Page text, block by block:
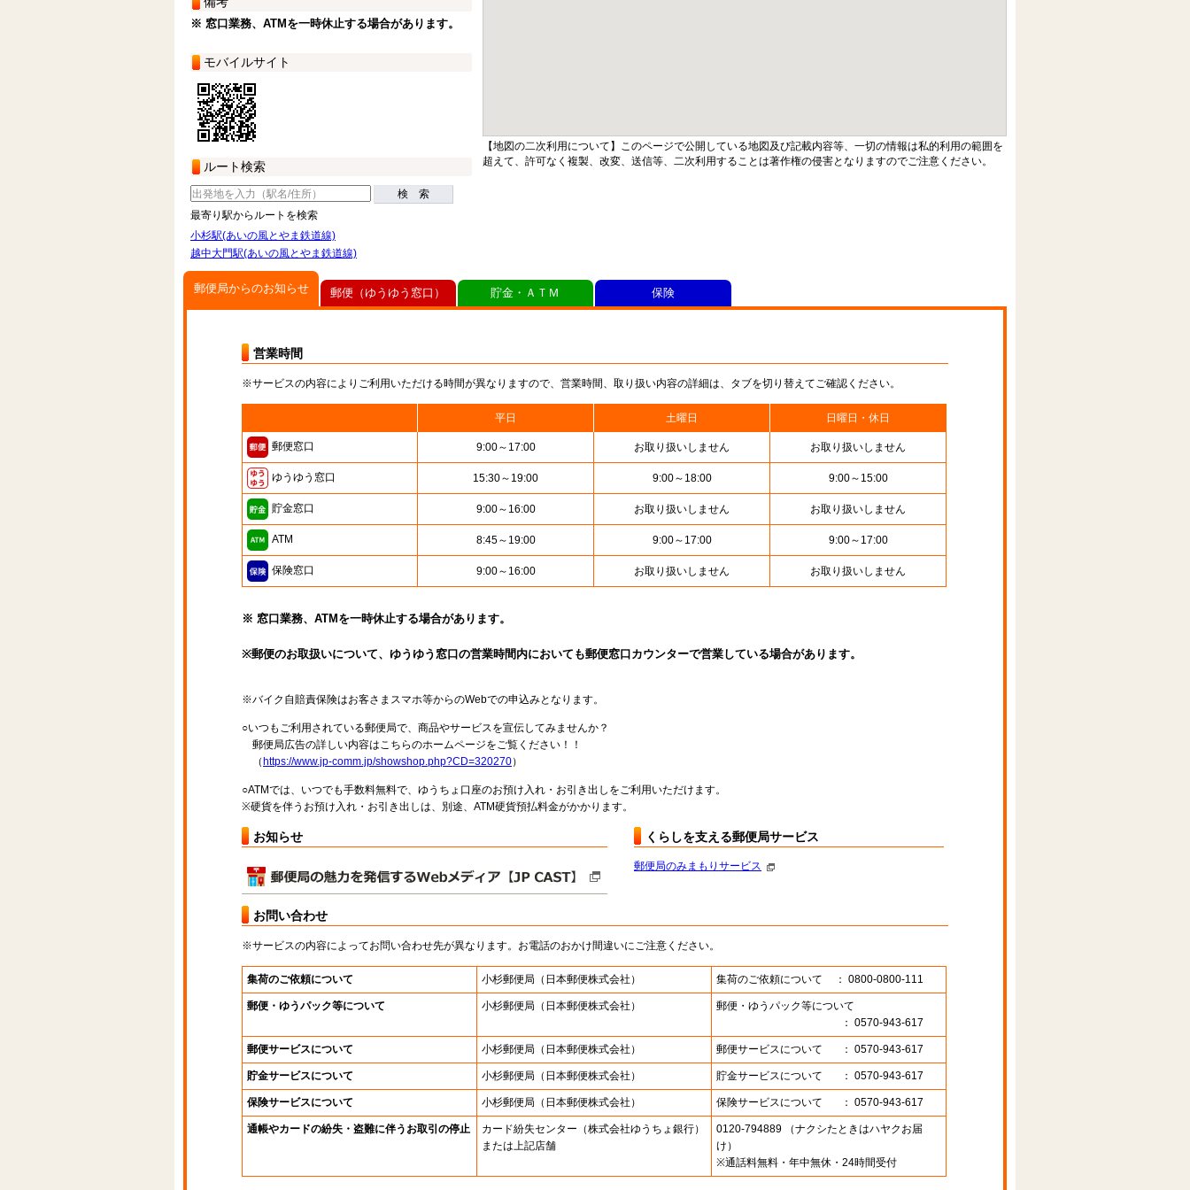
※ 窓口業務、ATMを一時休止する場合があります。
モバイルサイト
ルート検索
検 索
最寄り駅からルートを検索
小杉駅(あいの風とやま鉄道線)
越中大門駅(あいの風とやま鉄道線)
【地図の二次利用について】このページで公開している地図及び記載内容等、一切の情報は私的利用の範囲を
超えて、許可なく複製、改変、送信等、二次利用することは著作権の侵害となりますのでご注意ください。
郵便局からのお知らせ
営業時間
※サービスの内容によりご利用いただける時間が異なりますので、営業時間、取り扱い内容の詳細は、タブを切り替えてご確認ください。
平日 土曜日 日曜日・休日
郵便窓口 9:00～17:00 お取り扱いしません お取り扱いしません
ゆうゆう窓口 15:30～19:00 9:00～18:00 9:00～15:00
貯金窓口 9:00～16:00 お取り扱いしません お取り扱いしません
ATM 8:45～19:00 9:00～17:00 9:00～17:00
保険窓口 9:00～16:00 お取り扱いしません お取り扱いしません
※ 窓口業務、ATMを一時休止する場合があります。
※郵便のお取扱いについて、ゆうゆう窓口の営業時間内においても郵便窓口カウンターで営業している場合があります。
※バイク自賠責保険はお客さまスマホ等からのWebでの申込みとなります。
○いつもご利用されている郵便局で、商品やサービスを宣伝してみませんか？
郵便局広告の詳しい内容はこちらのホームページをご覧ください！！
（ https://www.jp-comm.jp/showshop.php?CD=320270）
○ATMでは、いつでも手数料無料で、ゆうちょ口座のお預け入れ・お引き出しをご利用いただけます。
※硬貨を伴うお預け入れ・お引き出しは、別途、ATM硬貨預払料金がかかります。
お知らせ くらしを支える郵便局サービス
郵便局のみまもりサービス
お問い合わせ
※サービスの内容によってお問い合わせ先が異なります。お電話のおかけ間違いにご注意ください。
集荷のご依頼について 小杉郵便局 （日本郵便株式会社） 集荷のご依頼について ： 0800-0800-111
郵便・ゆうパック等について 小杉郵便局 （日本郵便株式会社）
郵便・ゆうパック等について
： 0570-943-617
郵便サービスについて 小杉郵便局 （日本郵便株式会社） 郵便サービスについて ： 0570-943-617
貯金サービスについて 小杉郵便局 （日本郵便株式会社） 貯金サービスについて ： 0570-943-617
保険サービスについて 小杉郵便局 （日本郵便株式会社） 保険サービスについて ： 0570-943-617
通帳やカードの紛失・盗難に伴うお取引の停止 カード紛失センター （株式会社ゆうちょ銀行）
または上記店舗
0120-794889 （ナクシたときはハヤクお届
け）
※通話料無料・年中無休・24時間受付
郵便（ゆうゆう窓口） 貯金・ＡＴＭ 保険